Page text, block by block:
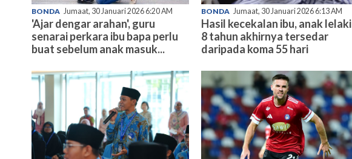
BONDA Jumaat, 30 Januari 2026 6:20 AM
'Ajar dengar arahan', guru
senarai perkara ibu bapa perlu
buat sebelum anak masuk...
BONDA Jumaat, 30 Januari 2026 6:13 AM
Hasil kecekalan ibu, anak lelaki
8 tahun akhirnya tersedar
daripada koma 55 hari